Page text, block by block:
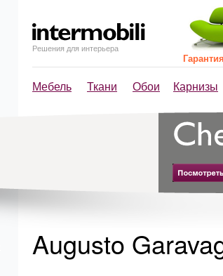
Решения для интерьера
Мебель Ткани Обои Карнизы
Augusto